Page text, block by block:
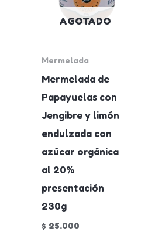
AGOTADO
Mermelada
Mermelada de
Papayuelas con
Jengibre y limón
endulzada con
azúcar orgánica
al 20%
presentación
230g
$ 25.000